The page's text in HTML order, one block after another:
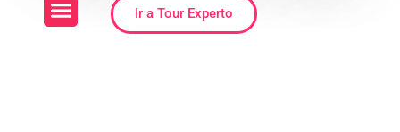
Ir a Tour Experto